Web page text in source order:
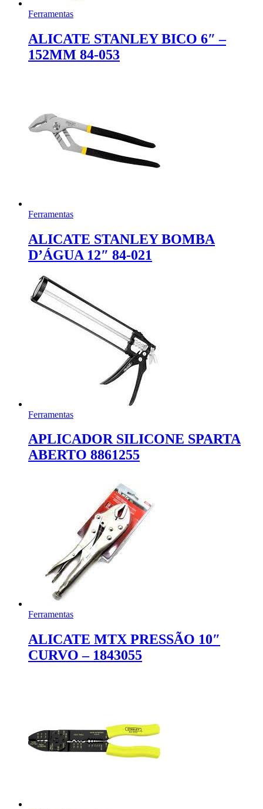
Ferramentas
ALICATE STANLEY BICO 6″ –
152MM 84-053
Ferramentas
ALICATE STANLEY BOMBA
D’ÁGUA 12″ 84-021
Ferramentas
APLICADOR SILICONE SPARTA
ABERTO 8861255
Ferramentas
ALICATE MTX PRESSÃO 10″
CURVO – 1843055